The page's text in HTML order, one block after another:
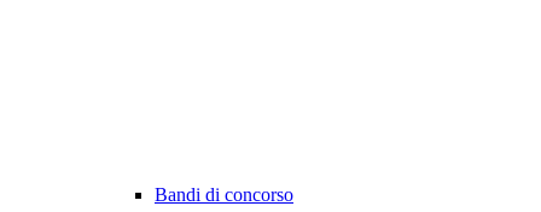
Bandi di concorso